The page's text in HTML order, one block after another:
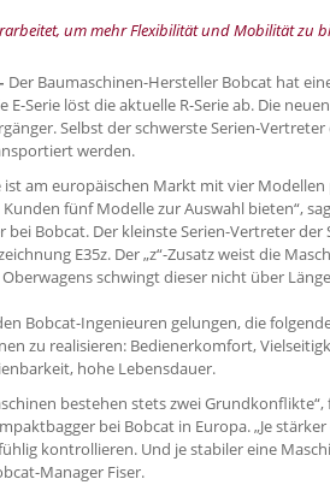
um mehr Flexibilität und Mobilität zu
Der Baumaschinen-Hersteller Bobcat hat
Serie löst die aktuelle R-Serie ab. Die
Selbst der schwerste Serien-
werden.
am europäischen Markt mit vier Modellen
fünf Modelle zur Auswahl bieten“,
Bobcat. Der kleinste Serien-Vertreter der
E35z. Der „z“-Zusatz weist die
schwingt dieser nicht über
Bobcat-Ingenieuren gelungen, die
zu realisieren: Bedienerkomfort,
hohe Lebensdauer.
bestehen stets zwei Grundkonflikte“,
bei Bobcat in Europa. „Je
kontrollieren. Und je stabiler eine
Manager Fiser.